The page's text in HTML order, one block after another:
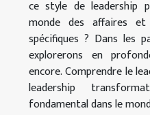
ce style de leadership
monde des affaires
spécifiques ? Dans les
explorerons en
encore. Comprendre le
leadership
fondamental dans le